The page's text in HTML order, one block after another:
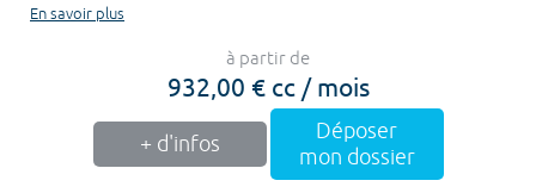
En savoir plus
à partir de
932,00 € cc / mois
+ d'infos
Déposer
mon dossier